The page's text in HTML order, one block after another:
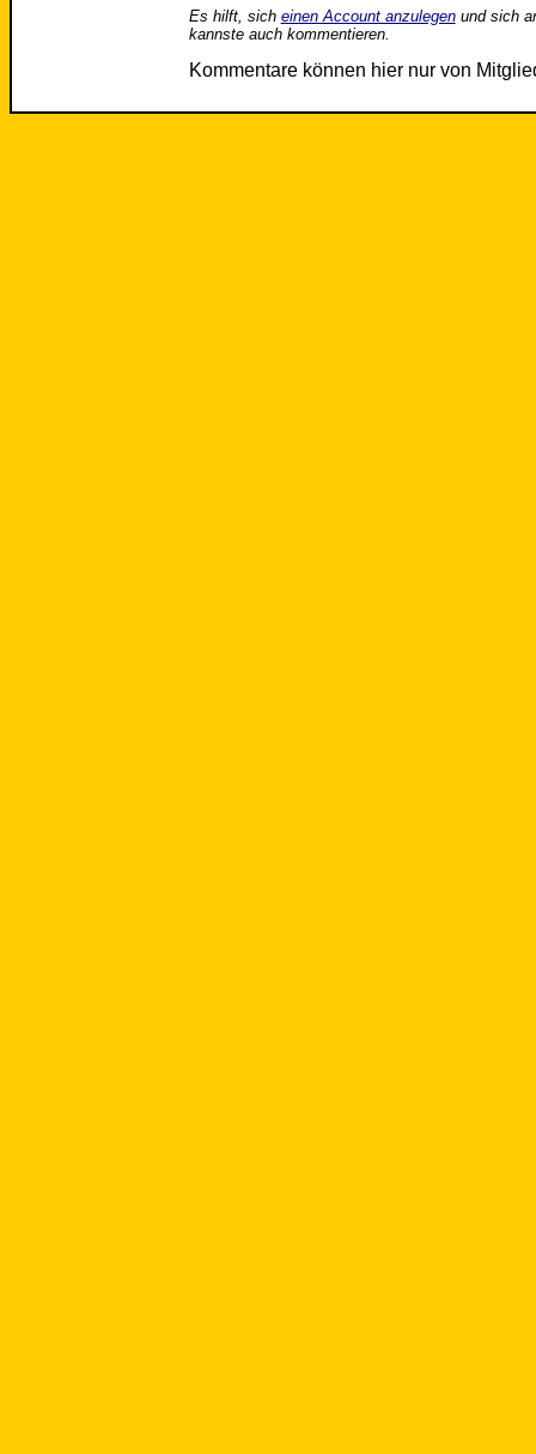
Es hilft, sich einen Account anzulegenund sich
kannste auch kommentieren.
Kommentare können hier nur von